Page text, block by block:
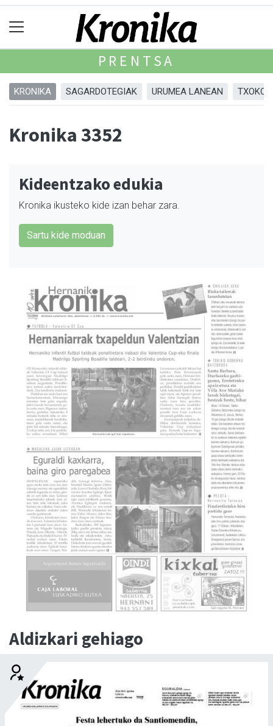
PRENTSA
KRONIKA SAGARDOTEGIAK URUMEA LANEAN
Kronika 3352
Kideentzako edukia
Kronika ikusteko kide izan behar zara.
Sartu kide moduan
Aldizkari gehiago